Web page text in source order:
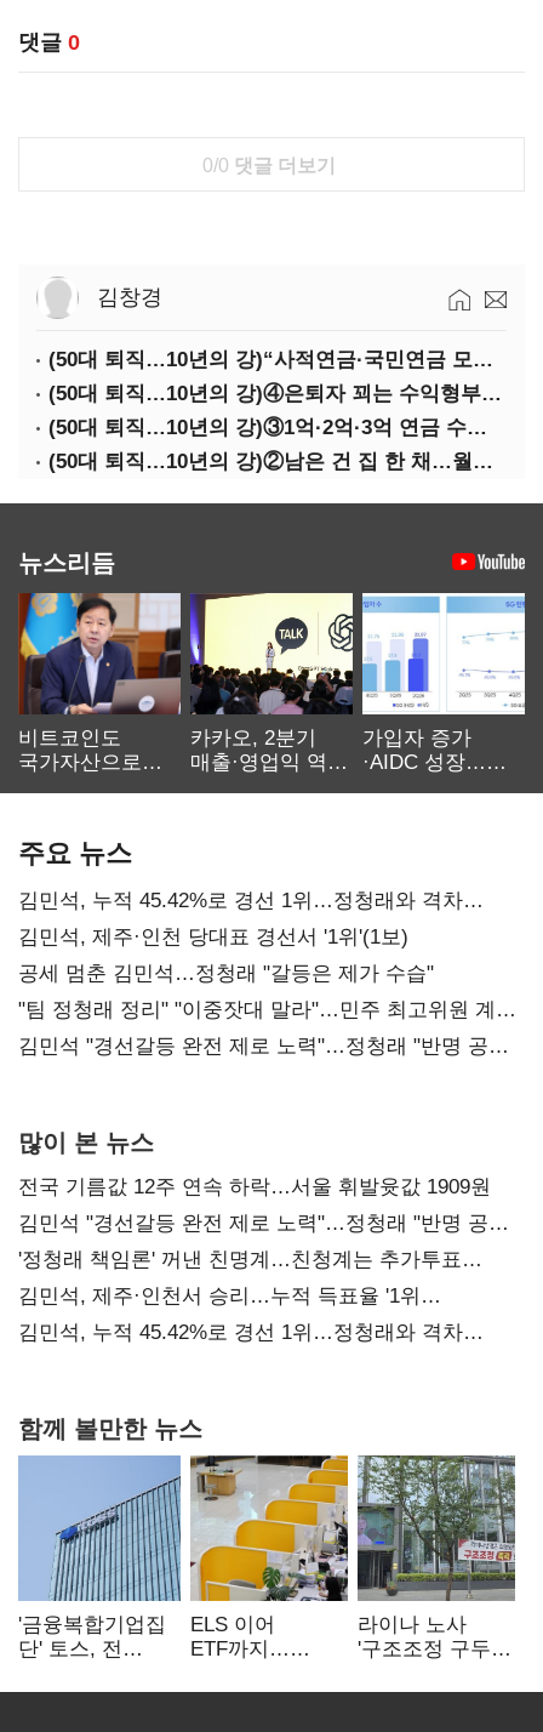
댓글 0
0/0 댓글 더보기
김창경
(50대 퇴직…10년의 강)“사적연금·국민연금 모두 당겨서 수령해야”
(50대 퇴직…10년의 강)④은퇴자 꾀는 수익형부동산·전업투자·편의점 창업
(50대 퇴직…10년의 강)③1억·2억·3억 연금 수령 전략
(50대 퇴직…10년의 강)②남은 건 집 한 채…월세 vs 배당 vs 주택연금
뉴스리듬
비트코인도
국가자산으로…'
카카오, 2분기
매출·영업익 역대
가입자 증가
·AIDC 성장…
주요 뉴스
김민석, 누적 45.42%로 경선 1위…정청래와 격차
0.86%p(2보)
김민석, 제주·인천 당대표 경선서 '1위'(1보)
공세 멈춘 김민석…정청래 "갈등은 제가 수습"
"팀 정청래 정리" "이중잣대 말라"…민주 최고위원 계파
다툼 격화
김민석 "경선갈등 완전 제로 노력"…정청래 "반명 공세
많이 본 뉴스
전국 기름값 12주 연속 하락…서울 휘발윳값 1909원
김민석 "경선갈등 완전 제로 노력"…정청래 "반명 공세
사과부터"
'정청래 책임론' 꺼낸 친명계…친청계는 추가투표
때리기
김민석, 제주·인천서 승리…누적 득표율 '1위
탈환'(종합)
김민석, 누적 45.42%로 경선 1위…정청래와 격차
함께 볼만한 뉴스
'금융복합기업집
단' 토스, 전
표준화
ELS 이어
ETF까지…
제동 걸린 은행
라이나 노사
'구조조정 구두